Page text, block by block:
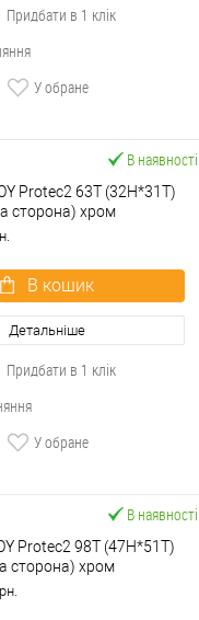
Придбати в 1 клік
У обране
В наявності
Protec2 63T (32H*31T)
сторона) хром
В кошик
Детальніше
Придбати в 1 клік
У обране
В наявності
Protec2 98T (47H*51T)
сторона) хром